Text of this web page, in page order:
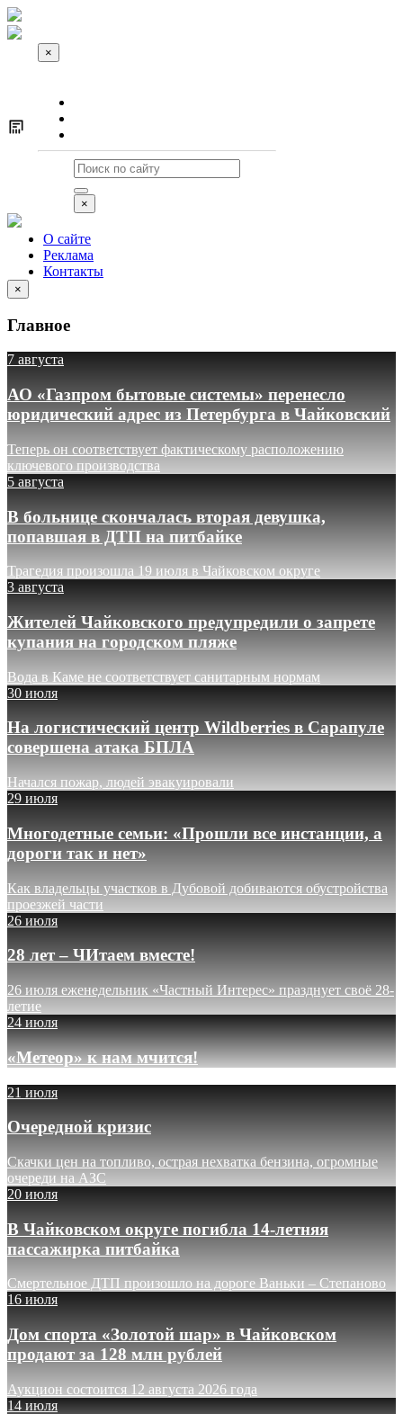
×
×
О сайте
Реклама
Контакты
×
Главное
7 августа
АО «Газпром бытовые системы» перенесло
юридический адрес из Петербурга в Чайковский
Теперь он соответствует фактическому расположению
ключевого производства
5 августа
В больнице скончалась вторая девушка,
попавшая в ДТП на питбайке
Трагедия произошла 19 июля в Чайковском округе
3 августа
Жителей Чайковского предупредили о запрете
купания на городском пляже
Вода в Каме не соответствует санитарным нормам
30 июля
На логистический центр Wildberries в Сарапуле
совершена атака БПЛА
Начался пожар, людей эвакуировали
29 июля
Многодетные семьи: «Прошли все инстанции, а
дороги так и нет»
Как владельцы участков в Дубовой добиваются обустройства
проезжей части
26 июля
28 лет – ЧИтаем вместе!
26 июля еженедельник «Частный Интерес» празднует своё 28-
летие
24 июля
«Метеор» к нам мчится!
21 июля
Очередной кризис
Скачки цен на топливо, острая нехватка бензина, огромные
очереди на АЗС
20 июля
В Чайковском округе погибла 14-летняя
пассажирка питбайка
Смертельное ДТП произошло на дороге Ваньки – Степаново
16 июля
Дом спорта «Золотой шар» в Чайковском
продают за 128 млн рублей
Аукцион состоится 12 августа 2026 года
14 июля